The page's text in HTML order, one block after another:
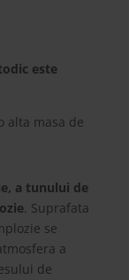
este
alta masa de
a tunului de
. Suprafata
se
a
de